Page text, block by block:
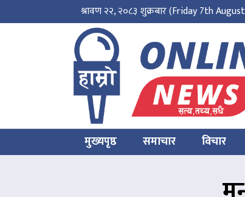
श्रावण २२, २०८३ शुक्रबार(Friday 7th
मुख्यपृष्ठ समाचार विचार